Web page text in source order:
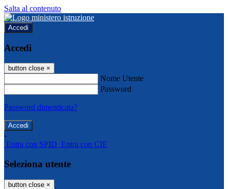
Salta al contenuto
Accedi
Accedi
button close ×
Nome Utente
Password
Password dimenticata?
-
Entra con SPID Entra con CIE
Seleziona utente
button close ×